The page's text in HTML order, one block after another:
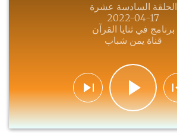
الحلقة السادسة عشرة
2022-04-17
برنامج في ثنايا القرآن
قناة يمن شباب